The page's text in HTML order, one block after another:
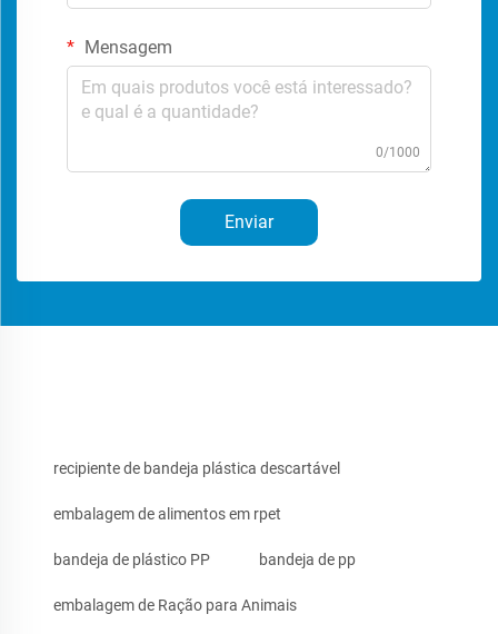
Mensagem
0/1000
Enviar
recipiente de bandeja plástica descartável
embalagem de alimentos em rpet
bandeja de plástico PP bandeja de pp
embalagem de Ração para Animais